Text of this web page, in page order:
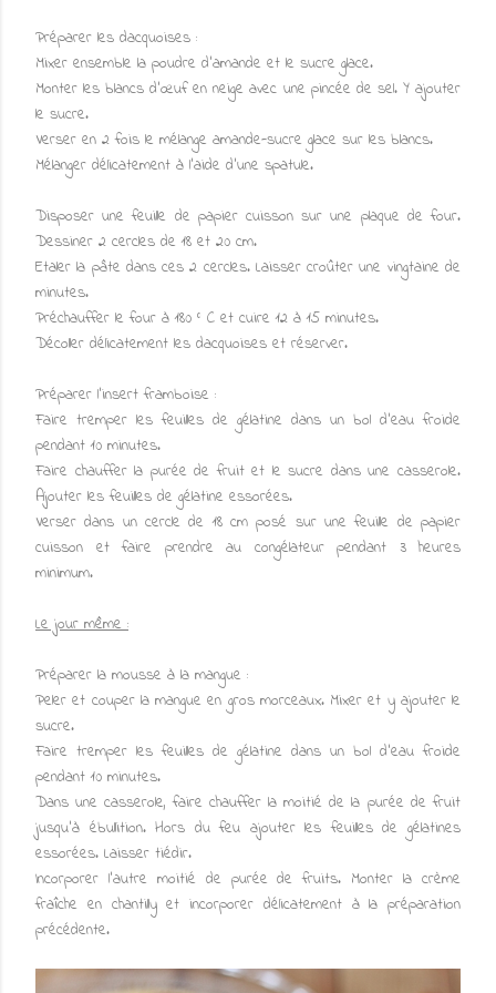
Préparer les dacquoises :
Mixer ensemble la poudre d'amande et le sucre glace.
Monter les blancs d'œuf en neige avec une pincée de sel. Y ajouter
le sucre.
Verser en 2 fois le mélange amande-sucre glace sur les blancs.
Mélanger délicatement à l'aide d'une spatule.
Disposer une feuille de papier cuisson sur une plaque de four.
Dessiner 2 cercles de 18 et 20 cm.
Etaler la pâte dans ces 2 cercles. Laisser croûter une vingtaine de
minutes.
Préchauffer le four à 180 ° C et cuire 12 à 15 minutes.
Décoller délicatement les dacquoises et réserver.
Préparer l'insert framboise :
Faire tremper les feuilles de gélatine dans un bol d'eau froide
pendant 10 minutes.
Faire chauffer la purée de fruit et le sucre dans une casserole.
Ajouter les feuilles de gélatine essorées.
Verser dans un cercle de 18 cm posé sur une feuille de papier
cuisson et faire prendre au congélateur pendant 3 heures
minimum.
Le jour même :
Préparer la mousse à la mangue :
Peler et couper la mangue en gros morceaux. Mixer et y ajouter le
sucre.
Faire tremper les feuilles de gélatine dans un bol d'eau froide
pendant 10 minutes.
Dans une casserole, faire chauffer la moitié de la purée de fruit
jusqu'à ébullition. Hors du feu ajouter les feuilles de gélatines
essorées. Laisser tiédir.
Incorporer l'autre moitié de purée de fruits. Monter la crème
fraîche en chantilly et incorporer délicatement à la préparation
précédente.